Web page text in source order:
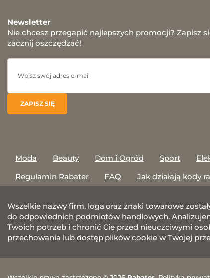
Newsletter
Nie chcesz przegapić najlepszych promocji? Zapisz
zacznij oszczędzać!
Moda Beauty Dom i Ogród Sport
Regulamin Rabater
FAQ Jak działają kody
Wszelkie nazwy firm, loga oraz znaki towarowe
do odpowiednich podmiotów handlowych.
Twoich potrzeb i chronić Cię przed nieuczciwymi
przechowania lub dostęp plików cookie w Twojej